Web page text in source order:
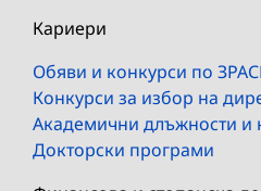
Кариери
Обяви и конкурси по
Конкурси за избор на
Академични длъжности и
Докторски програми